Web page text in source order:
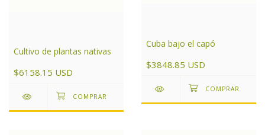
Cultivo de plantas nativas
$6158.15 USD
Cuba bajo el capó
$3848.85 USD